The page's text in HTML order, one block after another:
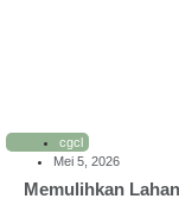
cgcl
Mei 5, 2026
Memulihkan